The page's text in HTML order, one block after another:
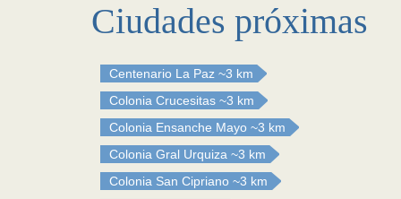
Ciudades próximas
Centenario La Paz ~3 km
Colonia Crucesitas ~3 km
Colonia Ensanche Mayo ~3 km
Colonia Gral Urquiza ~3 km
Colonia San Cipriano ~3 km